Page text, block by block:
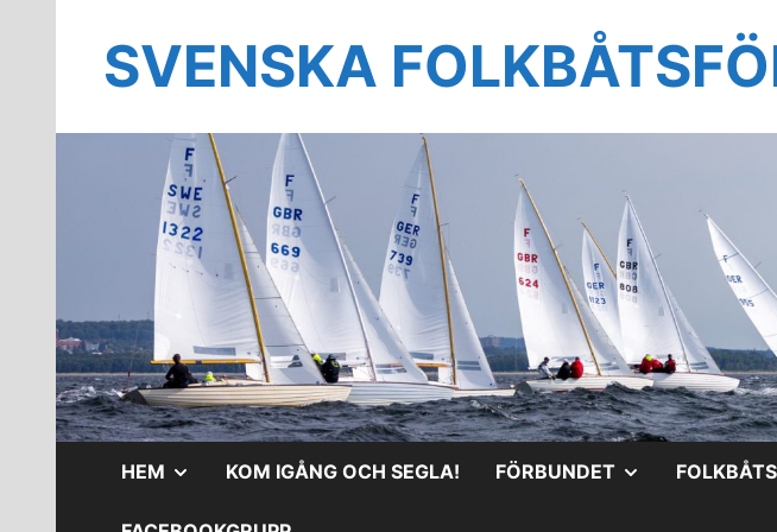
innehållSVENSKA
HEM VISAKOM IGÅNG OCH SEGLA! FÖRBUNDET VISA